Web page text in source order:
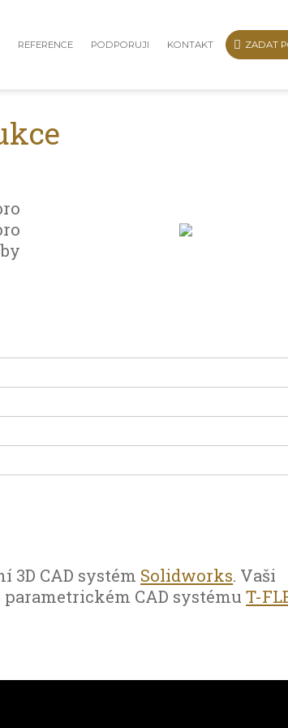
REFERENCE PODPORUJI KONTAKT ZADAT
CAD systém Solidworks. Vaši
CAD systémuT-